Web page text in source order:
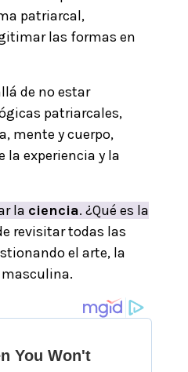
patriarcal,
las formas en
de no estar
patriarcales,
mente y cuerpo,
la experiencia y la
la ciencia. ¿Qué es la
revisitar todas las
el arte, la